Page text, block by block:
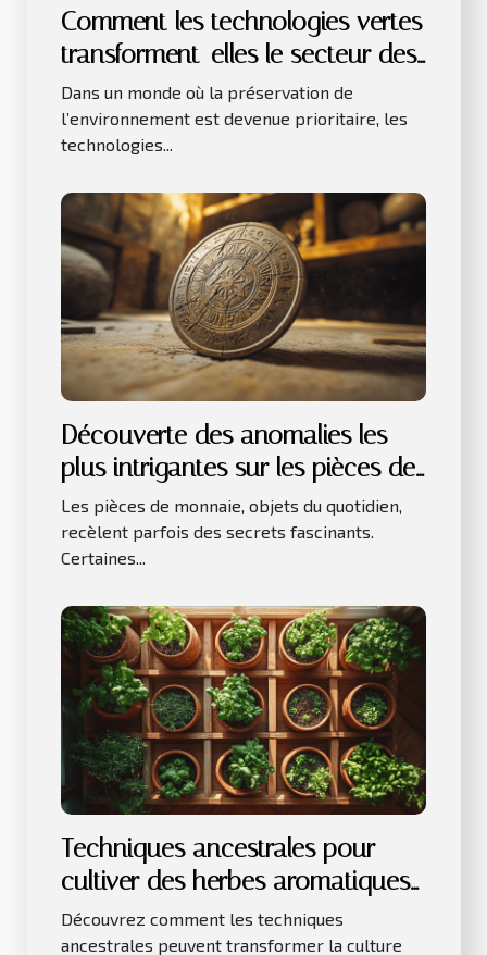
Comment les technologies vertes
transforment-elles le secteur des
affaires ?
Dans un monde où la préservation de
l’environnement est devenue prioritaire, les
technologies...
Découverte des anomalies les
plus intrigantes sur les pièces de
monnaie
Les pièces de monnaie, objets du quotidien,
recèlent parfois des secrets fascinants.
Certaines...
Techniques ancestrales pour
cultiver des herbes aromatiques
en intérieur
Découvrez comment les techniques
ancestrales peuvent transformer la culture